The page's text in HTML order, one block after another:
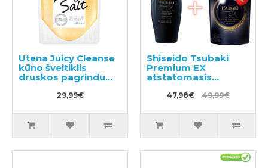
Utena Juicy Cleanse
kūno šveitiklis
druskos pagrindu
greipfruto aromatas
29,99€
Shiseido Tsubaki
Premium EX
atstatomasis
kondicionierius-
kaukė pažeistiems
užpildas 300ml
47,98€ 49,99€